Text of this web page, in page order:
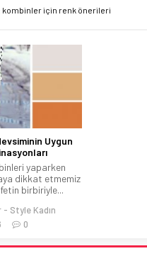
kombinler için renk önerileri
Uygun
yaparken
dikkat etmemiz
birbiriyle...
Style Kadın
0